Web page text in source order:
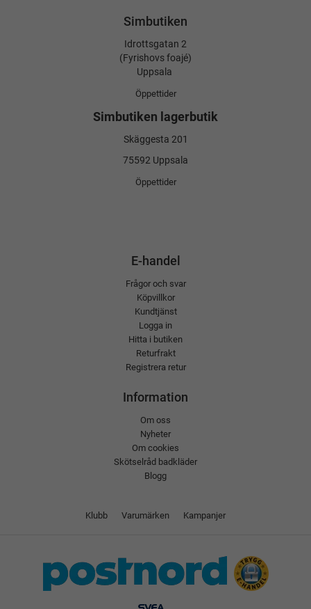
Simbutiken
Idrottsgatan 2
(Fyrishovs foajé)
Uppsala
Öppettider
Simbutiken lagerbutik
Skäggesta 201
75592 Uppsala
Öppettider
E-handel
Frågor och svar
Köpvillkor
Kundtjänst
Logga in
Hitta i butiken
Returfrakt
Registrera retur
Information
Om oss
Nyheter
Om cookies
Skötselråd badkläder
Blogg
Klubb Varumärken Kampanjer